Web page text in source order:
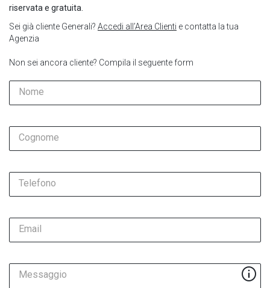
riservata e gratuita.
Sei già cliente Generali? Accedi all’Area Clienti e contatta la tua
Agenzia
Non sei ancora cliente? Compila il seguente form
Nome
Cognome
Telefono
Email
Messaggio